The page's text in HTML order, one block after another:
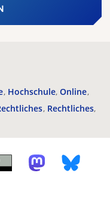
Hochschule Online
Rechtliches